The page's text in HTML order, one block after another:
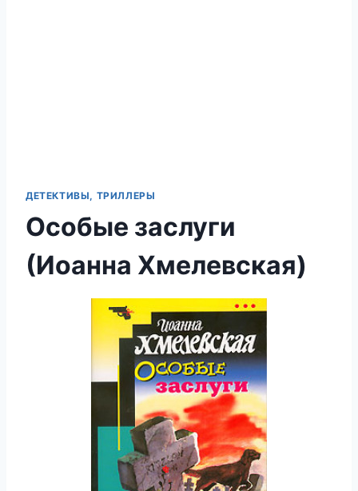
ДЕТЕКТИВЫ, ТРИЛЛЕРЫ
Особые заслуги
(Иоанна Хмелевская)